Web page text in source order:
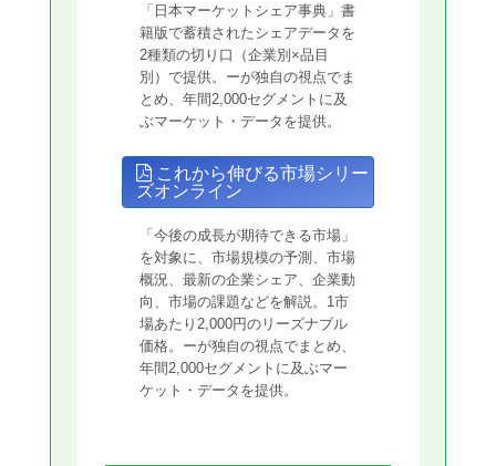
「日本マーケットシェア事典」書
籍版で蓄積されたシェアデータを
2種類の切り口（企業別×品目
別）で提供。ーが独自の視点でま
とめ、年間2,000セグメントに及
ぶマーケット・データを提供。
これから伸びる市場シリー
ズオンライン
「今後の成長が期待できる市場」
を対象に、市場規模の予測、市場
概況、最新の企業シェア、企業動
向、市場の課題などを解説。1市
場あたり2,000円のリーズナブル
価格。ーが独自の視点でまとめ、
年間2,000セグメントに及ぶマー
ケット・データを提供。